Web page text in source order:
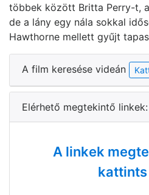
többek között Britta Perry-t,
de a lány egy nála sokkal
Hawthorne mellett gyűjt
A film keresése videán
Elérhető megtekintő
A linkek
kattints